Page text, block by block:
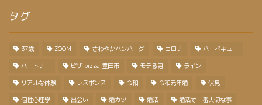
タグ
37歳 ZOOM さわやかハンバーグ コロナ バーベキュー
パートナー ピザ pizza 豊田市 モテる男 ライン
リアルな体験 レスポンス 令和 令和元年婚 伏見
個性心理學 出会い 婚カツ 婚活 婚活で一番大切な事